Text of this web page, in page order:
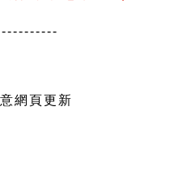
網頁更新